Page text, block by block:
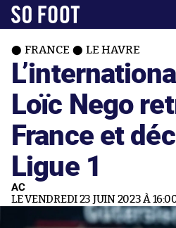
FRANCE LE HAVRE
Loïc Nego
France et
Ligue 1
AC
LE VENDREDI 23 JUIN 2023 À